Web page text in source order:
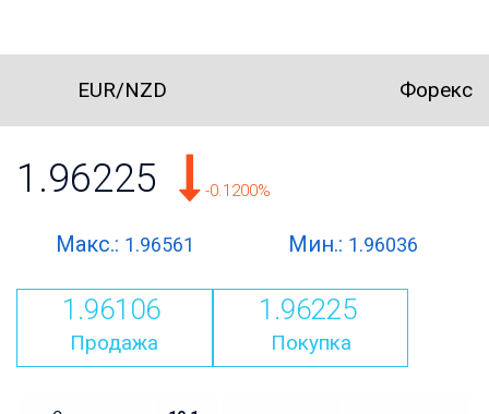
EUR/NZD Форекс
1.96225 -0.1200%
Макс.: 1.96561 Мин.: 1.96036
1.96106
Продажа
1.96225
Покупка